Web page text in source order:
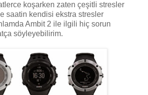
koşarken zaten çeşitli stresler
saatin kendisi ekstra stresler
Ambit 2 ile ilgili hiç sorun
söyleyebilirim.